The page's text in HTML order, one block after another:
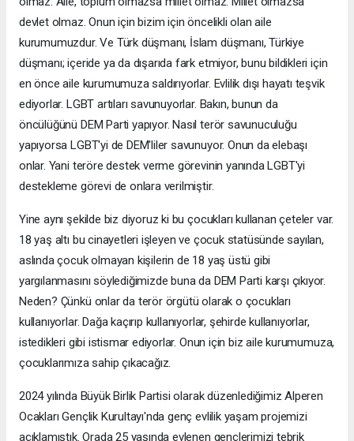
devlet olmaz. Onun için bizim için öncelikli olan aile
kurumumuzdur. Ve Türk düşmanı, İslam düşmanı, Türkiye
düşmanı; içeride ya da dışarıda fark etmiyor, bunu bildikleri için
en önce aile kurumumuza saldırıyorlar. Evlilik dışı hayatı teşvik
ediyorlar. LGBT artıları savunuyorlar. Bakın, bunun da
öncülüğünü DEM Parti yapıyor. Nasıl terör savunuculuğu
yapıyorsa LGBT'yi de DEM'liler savunuyor. Onun da elebaşı
onlar. Yani teröre destek verme görevinin yanında LGBT'yi
destekleme görevi de onlara verilmiştir.
Yine aynı şekilde biz diyoruz ki bu çocukları kullanan çeteler var.
18 yaş altı bu cinayetleri işleyen ve çocuk statüsünde sayılan,
aslında çocuk olmayan kişilerin de 18 yaş üstü gibi
yargılanmasını söylediğimizde buna da DEM Parti karşı çıkıyor.
Neden? Çünkü onlar da terör örgütü olarak o çocukları
kullanıyorlar. Dağa kaçırıp kullanıyorlar, şehirde kullanıyorlar,
istedikleri gibi istismar ediyorlar. Onun için biz aile kurumumuza,
çocuklarımıza sahip çıkacağız.
2024 yılında Büyük Birlik Partisi olarak düzenlediğimiz Alperen
Ocakları Gençlik Kurultayı'nda genç evlilik yaşam projemizi
açıklamıştık. Orada 25 yaşında evlenen gençlerimizi tebrik